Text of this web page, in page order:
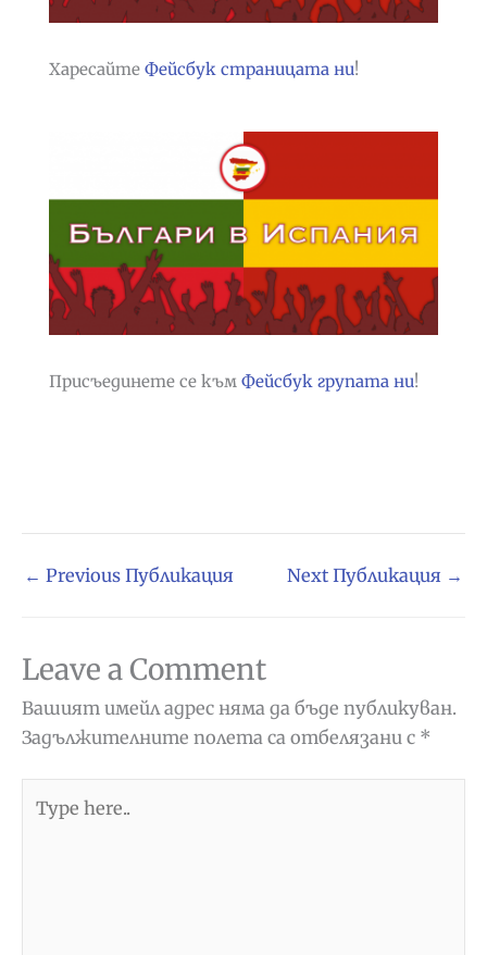
Харесайте Фейсбук страницата ни!
Присъединете се към Фейсбук групата ни!
← Previous Публикация Next Публикация →
Leave a Comment
Вашият имейл адрес няма да бъде публикуван.
Задължителните полета са отбелязани с *
here..